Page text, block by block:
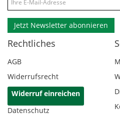
Jetzt Newsletter abonnieren
Rechtliches
AGB
Widerrufsrecht
Widerruf einreichen
Datenschutz